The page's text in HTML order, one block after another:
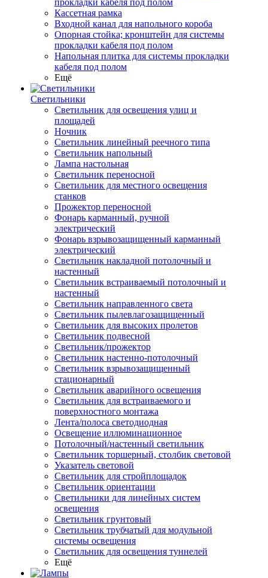
прокладки кабеля под полом
Кассетная рамка
Входной канал для напольного короба
Опорная стойка; кронштейн для системы
прокладки кабеля под полом
Напольная плитка для системы прокладки
кабеля под полом
Ещё
Светильники
Светильник для освещения улиц и
площадей
Ночник
Светильник линейный реечного типа
Светильник напольный
Лампа настольная
Светильник переносной
Светильник для местного освещения
станков
Прожектор переносной
Фонарь карманный, ручной
электрический
Фонарь взрывозащищенный карманный
электрический
Светильник накладной потолочный и
настенный
Светильник встраиваемый потолочный и
настенный
Светильник направленного света
Светильник пылевлагозащищенный
Светильник для высоких пролетов
Светильник подвесной
Светильник/прожектор
Светильник настенно-потолочный
Светильник взрывозащищенный
стационарный
Светильник аварийного освещения
Светильник для встраиваемого и
поверхностного монтажа
Лента/полоса светодиодная
Освещение иллюминационное
Потолочный/настенный светильник
Светильник торшерный, столбик световой
Указатель световой
Светильник для стройплощадок
Светильник ориентации
Светильники для линейных систем
освещения
Светильник грунтовый
Светильник трубчатый для модульной
системы освещения
Светильник для освещения туннелей
Ещё